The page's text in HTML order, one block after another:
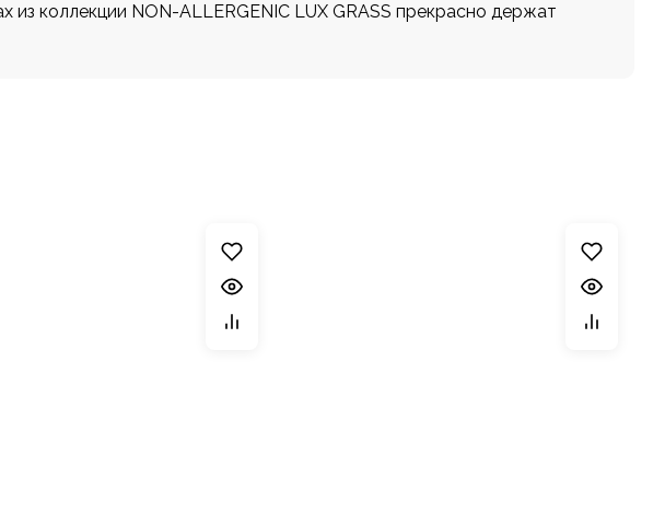
из коллекции NON-ALLERGENIC LUX GRASS прекрасно держат